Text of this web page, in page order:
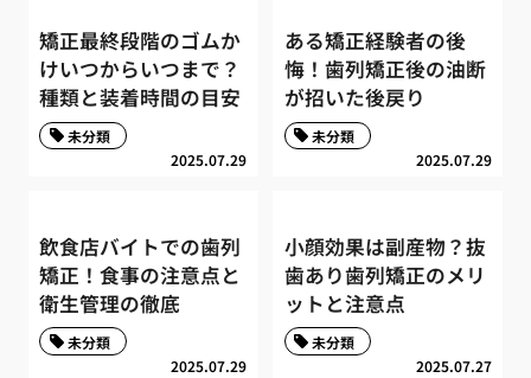
矯正最終段階のゴムか
けいつからいつまで？
種類と装着時間の目安
2025.07.29
未分類
ある矯正経験者の後
悔！歯列矯正後の油断
が招いた後戻り
2025.07.29
未分類
飲食店バイトでの歯列
矯正！食事の注意点と
衛生管理の徹底
2025.07.29
未分類
小顔効果は副産物？抜
歯あり歯列矯正のメリ
ットと注意点
2025.07.27
未分類